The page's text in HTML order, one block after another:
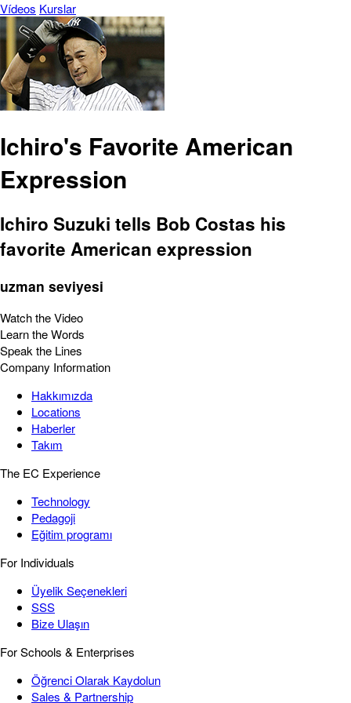
Vídeos Kurslar
Ichiro's Favorite American
Expression
Ichiro Suzuki tells Bob Costas his
favorite American expression
uzman seviyesi
Watch the Video
Learn the Words
Speak the Lines
Company Information
Hakkımızda
Locations
Haberler
Takım
The EC Experience
Technology
Pedagoji
Eğitim programı
For Individuals
Üyelik Seçenekleri
SSS
Bize Ulaşın
For Schools & Enterprises
Öğrenci Olarak Kaydolun
Sales & Partnership